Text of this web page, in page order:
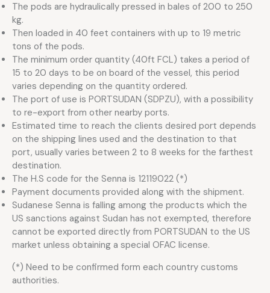
The pods are hydraulically pressed in bales of 200 to 250
kg.
Then loaded in 40 feet containers with up to 19 metric
tons of the pods.
The minimum order quantity (40ft FCL) takes a period of
15 to 20 days to be on board of the vessel, this period
varies depending on the quantity ordered.
The port of use is PORTSUDAN (SDPZU), with a possibility
to re-export from other nearby ports.
Estimated time to reach the clients desired port depends
on the shipping lines used and the destination to that
port, usually varies between 2 to 8 weeks for the farthest
destination.
The H.S code for the Senna is 12119022 (*)
Payment documents provided along with the shipment.
Sudanese Senna is falling among the products which the
US sanctions against Sudan has not exempted, therefore
cannot be exported directly from PORTSUDAN to the US
market unless obtaining a special OFAC license.
(*) Need to be confirmed form each country customs
authorities.